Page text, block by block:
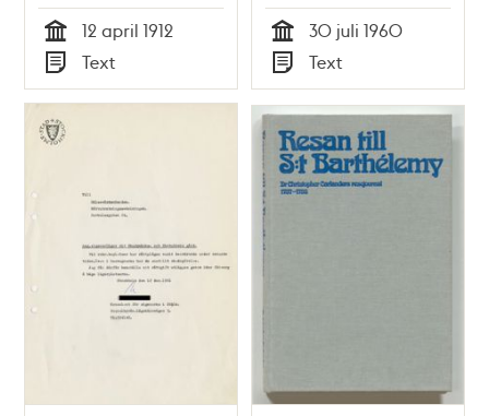
Tid
12 april 1912
Typ
Text Tid
30 juli 1960
Typ
Text